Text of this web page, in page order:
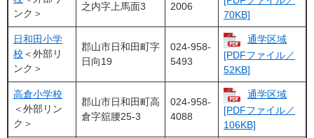
ンク＞
之内字上馬面3 2006
70KB]
日和田小学
校 ＜外部リ
ンク＞
郡山市日和田町字
日向19
024-958-
5493
通学区域
[PDFファイル／
52KB]
高倉小学校
＜外部リン
ク＞
郡山市日和田町高
倉字舘腰25-3
024-958-
4088
通学区域
[PDFファイル／
106KB]